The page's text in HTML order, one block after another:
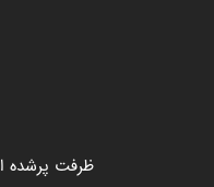
ظرفت پرشده‌